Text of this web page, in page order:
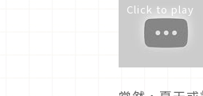
Click to play